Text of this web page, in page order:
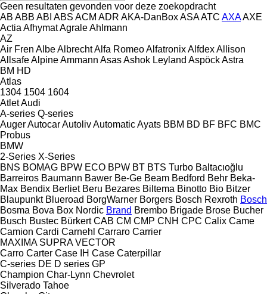
Geen resultaten gevonden voor deze zoekopdracht
AB ABB ABI ABS ACM ADR AKA-DanBoxASAATC AXAAXE
Actia AfhymatAgraleAhlmann
AZ
Air Fren AlbeAlbrechtAlfa RomeoAlfatronixAlfdexAllison
AllsafeAlpineAmmann AsasAshok Leyland AspöckAstra
BM HD
Atlas
1304 1504 1604
AtletAudi
A-series Q-series
AugerAutocarAutolivAutomaticAyats BBM BD BF BFC BMC
Probus
BMW
2-Series X-Series
BNS BOMAG BPW ECO BPW BT BTS Turbo Baltacıoğlu
Barreiros Baumann Bawer Be-Ge Beam Bedford Behr Beka-
Max Bendix Berliet Beru Bezares Biltema Binotto Bio Bitzer
Blaupunkt Blueroad BorgWarner Borgers Bosch Rexroth Bosch
Bosma Bova Box Nordic Brand Brembo Brigade Brose Bucher
Busch Bustec Bürkert CAB CM CMP CNH CPC Calix Came
Camion Cardi Carnehl Carraro Carrier
MAXIMA SUPRA VECTOR
Carro Carter Case IH Case Caterpillar
C-series DE D series GP
Champion Char-Lynn Chevrolet
Silverado Tahoe